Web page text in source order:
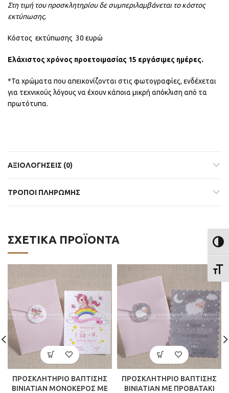
Στη τιμή του προσκλητηρίου δε συμπεριλαμβάνεται το κόστος
εκτύπωσης.
Κόστος εκτύπωσης 30 ευρώ
Ελάχιστος χρόνος προετοιμασίας 15 εργάσιμες ημέρες.
*Τα χρώματα που απεικονίζονται στις φωτογραφίες, ενδέχεται
για τεχνικούς λόγους να έχουν κάποια μικρή απόκλιση από τα
πρωτότυπα.
ΑΞΙΟΛΟΓΉΣΕΙΣ (0)
ΤΡΟΠΟΙ ΠΛΗΡΩΜΗΣ
ΣΧΕΤΙΚΆ ΠΡΟΪΌΝΤΑ
ΠΡΟΣΚΛΗΤΗΡΙΟ ΒΑΠΤΙΣΗΣ
BINIATIAN ΜΟΝΟΚΕΡΟΣ ΜΕ
ΠΡΟΣΚΛΗΤΗΡΙΟ ΒΑΠΤΙΣΗΣ
BINIATIAN ME ΠΡΟΒΑΤΑΚΙ